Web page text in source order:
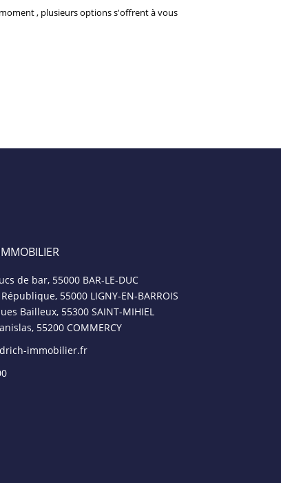
, plusieurs options s'offrent à vous
de bar, 55000 BAR-LE-DUC
55000 LIGNY-EN-BARROIS
Bailleux, 55300 SAINT-MIHIEL
55200 COMMERCY
immobilier.fr